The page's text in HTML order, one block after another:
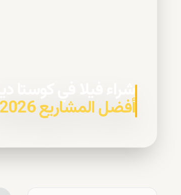
شراء فيلا في كوستا
أفضل المشاريع 2026 + خطط السداد